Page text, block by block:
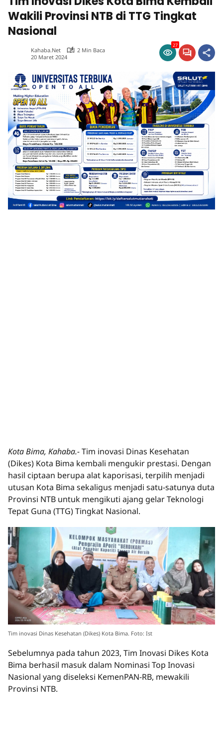
Wakili Provinsi NTB di TTG Tingkat
Nasional
Kahaba.net
2 Min Baca
20 Maret 2024
27
Kota Bima, Kahaba.-Tim inovasi Dinas Kesehatan
(Dikes) Kota Bima kembali mengukir prestasi. Dengan
hasil ciptaan berupa alat kaporisasi, terpilih menjadi
utusan Kota Bima sekaligus menjadi satu-satunya duta
Provinsi NTB untuk mengikuti ajang gelar Teknologi
Tepat Guna (TTG) Tingkat Nasional.
Tim inovasi Dinas Kesehatan (Dikes) Kota Bima. Foto: Ist
Sebelumnya pada tahun 2023, Tim Inovasi Dikes Kota
Bima berhasil masuk dalam Nominasi Top Inovasi
Nasional yang diseleksi KemenPAN-RB, mewakili
Provinsi NTB.